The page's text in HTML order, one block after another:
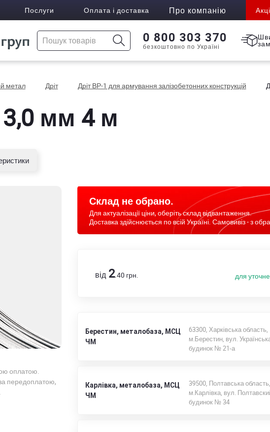
Послуги Оплата і доставка Про компанію
0 800 303 370
безкоштовно по Україні
метал Дріт Дріт ВР-1 для армування залізобетонних конструкцій
мм 4 м
оплатою.
передоплатою,
Склад не обрано.
Для актуалізації ціни, оберіть склад відвантаження.
Доставка здійснюється по всій Україні. Самовивіз - з
від 2.40 грн. для
Берестин, металобаза, МСЦ
ЧМ
63300, Харківська область,
м.Берестин, вул.
будинок № 21-а
Карлівка, металобаза, МСЦ
ЧМ
39500, Полтавська область,
м.Карлівка, вул.
будинок № 34